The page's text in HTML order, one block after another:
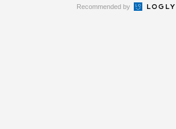
Recommended by